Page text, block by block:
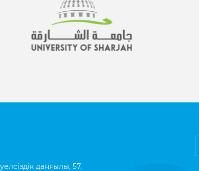
даңғылы, 57,